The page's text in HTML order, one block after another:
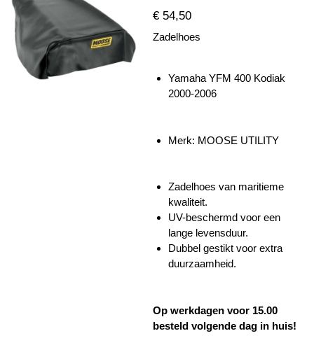
€ 54,50
Zadelhoes
Yamaha YFM 400 Kodiak
2000-2006
Merk: MOOSE UTILITY
Zadelhoes van maritieme
kwaliteit.
UV-beschermd voor een
lange levensduur.
Dubbel gestikt voor extra
duurzaamheid.
Op werkdagen voor 15.00
besteld volgende dag in huis!